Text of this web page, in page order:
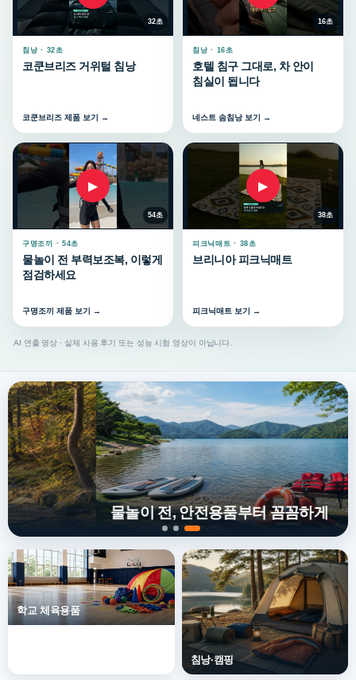
32초
침낭 · 32초
코쿤브리즈 거위털 침낭
코쿤브리즈 제품 보기 →
16초
침낭 · 16초
호텔 침구 그대로, 차 안이
침실이 됩니다
네스트 솜침낭 보기 →
▶
54초
구명조끼 · 54초
물놀이 전 부력보조복, 이렇게
점검하세요
구명조끼 제품 보기 →
▶
38초
피크닉매트 · 38초
브리니아 피크닉매트
피크닉매트 보기 →
AI 연출 영상 · 실제 사용 후기 또는 성능 시험 영상이 아닙니다.